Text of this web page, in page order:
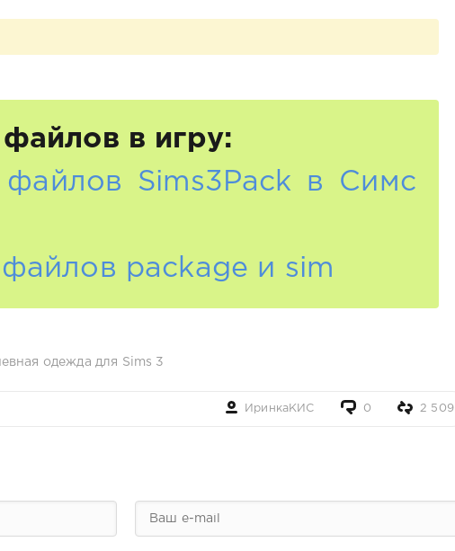
в игру:
файлов Sims3Pack в Симс
package и sim
одежда для Sims 3
ИринкаКИС 0 2 509